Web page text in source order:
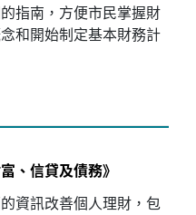
指南，方便市民掌握財
和開始制定基本財務計
、信貸及債務》
資訊改善個人理財，包